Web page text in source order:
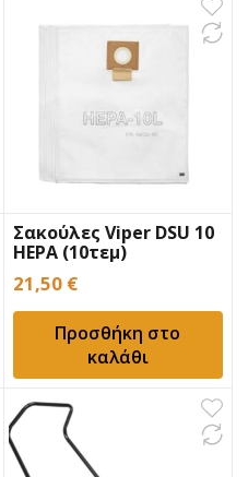
Σακούλες Viper DSU 10
HEPA (10τεμ)
21,50 €
Προσθήκη στο
καλάθι